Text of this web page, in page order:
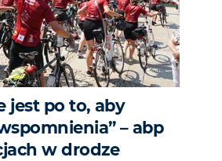
jest po to, aby
– abp
w drodze